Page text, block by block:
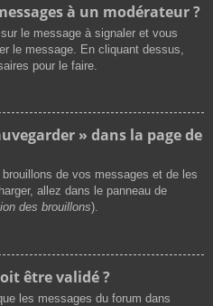
à un modérateur ?
le message à signaler et vous
le message. En cliquant dessus,
pour le faire.
» dans la page de
brouillons de vos messages et de les
allez dans le panneau de
des brouillons).
être validé ?
les messages du forum dans